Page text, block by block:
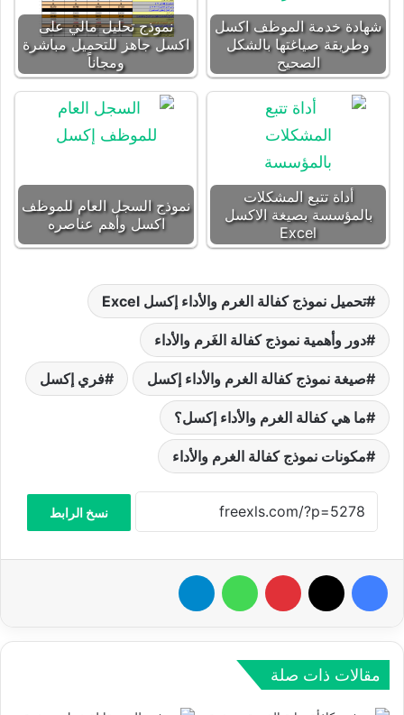
شهادة خدمة الموظف اكسل
وطريقة صياغتها بالشكل
الصحيح
نموذج تحليل مالي على
اكسل جاهز للتحميل مباشرة
ومجاناً
أداة تتبع المشكلات
بالمؤسسة بصيغة الاكسل
Excel
نموذج السجل العام للموظف
اكسل وأهم عناصره
تحميل نموذج كفالة الغرم والأداء إكسل Excel
دور وأهمية نموذج كفالة الغَرم والأداء
صيغة نموذج كفالة الغرم والأداء إكسل فري إكسل
ما هي كفالة الغرم والأداء إكسل؟
مكونات نموذج كفالة الغرم والأداء
نسخ الرابط
فيسبوك بينتيريست واتساب
مقالات ذات صلة